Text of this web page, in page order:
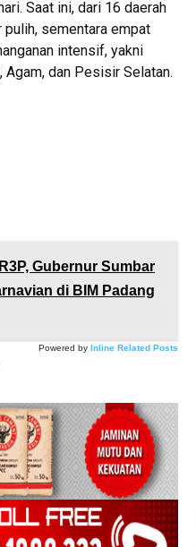
Saat ini, dari 16 daerah
sementara empat
intensif, yakni
Agam, dan Pesisir Selatan.
Gubernur Sumbar
di BIM Padang
Powered by Inline Related Posts